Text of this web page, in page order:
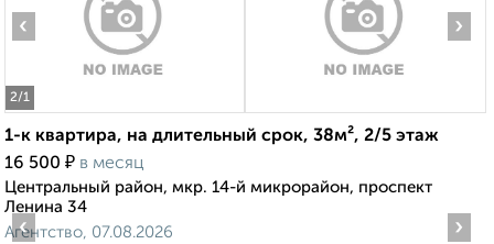
2/1
‹ ›
1-к квартира, на длительный срок, 38м², 2/5 этаж
16 500 ₽ в месяц
Центральный район, мкр. 14-й микрорайон, проспект
Ленина 34
Агентство, 07.08.2026
‹ ›